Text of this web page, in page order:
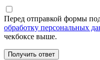
Перед отправкой формы
обработку персональных
чекбоксе выше.